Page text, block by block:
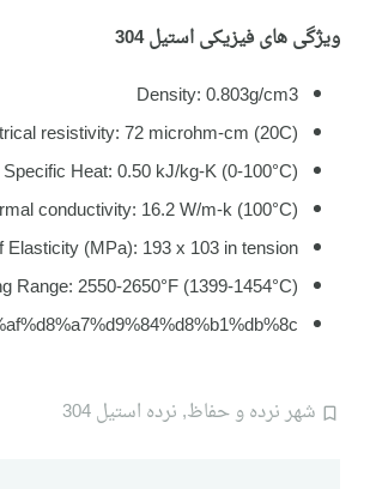
ویژگی های فیزیکی استیل 304
Density: 0.803g/cm3
resistivity: 72 microhm-cm (20C)
Specific Heat: 0.50 kJ/kg-K (0-100°C)
conductivity: 16.2 W/m-k (100°C)
Elasticity (MPa): 193 x 103 in tension
Range: 2550-2650°F (1399-1454°C)
شهر نرده و حفاظ, نرده استیل 304